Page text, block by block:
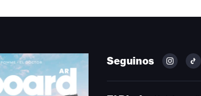
Seguinos
FOLLOW
ON